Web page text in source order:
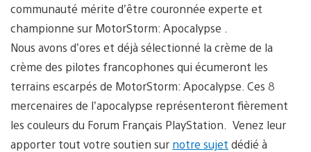
communauté mérite d’être couronnée experte et
championne sur MotorStorm: Apocalypse .
Nous avons d’ores et déjà sélectionné la crème de la
crème des pilotes francophones qui écumeront les
terrains escarpés de MotorStorm: Apocalypse. Ces 8
mercenaires de l’apocalypse représenteront fièrement
les couleurs du Forum Français PlayStation. Venez leur
apporter tout votre soutien sur notre sujet dédié à